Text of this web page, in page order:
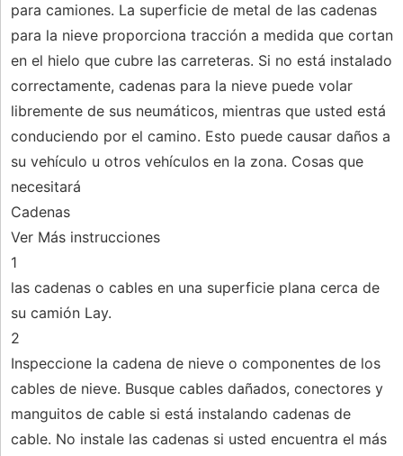
para camiones. La superficie de metal de las cadenas
para la nieve proporciona tracción a medida que cortan
en el hielo que cubre las carreteras. Si no está instalado
correctamente, cadenas para la nieve puede volar
libremente de sus neumáticos, mientras que usted está
conduciendo por el camino. Esto puede causar daños a
su vehículo u otros vehículos en la zona. Cosas que
necesitará
Cadenas
Ver Más instrucciones
1
las cadenas o cables en una superficie plana cerca de
su camión Lay.
2
Inspeccione la cadena de nieve o componentes de los
cables de nieve. Busque cables dañados, conectores y
manguitos de cable si está instalando cadenas de
cable. No instale las cadenas si usted encuentra el más